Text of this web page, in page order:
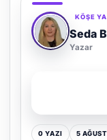
KÖŞE
Adem
Yazar
0 YAZI 16